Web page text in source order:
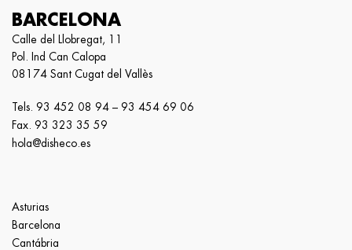
BARCELONA
Calle del Llobregat, 11
Pol. Ind Can Calopa
08174 Sant Cugat del Vallès
Tels. 93 452 08 94 – 93 454 69 06
Fax. 93 323 35 59
hola@disheco.es
Asturias
Barcelona
Cantábria